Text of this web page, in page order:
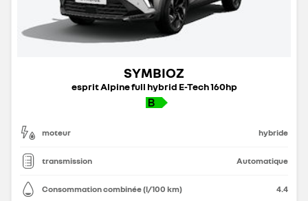
SYMBIOZ
esprit Alpine full hybrid E-Tech 160hp
moteur hybride
transmission Automatique
Consommation combinée (l/100 km) 4.4